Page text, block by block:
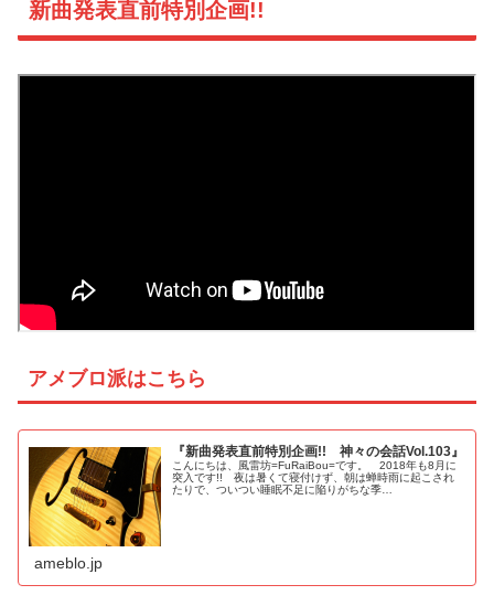
新曲発表直前特別企画!!
アメブロ派はこちら
『新曲発表直前特別企画!! 神々の会話Vol.103』
こんにちは、風雷坊=FuRaiBou=です。 2018年も8月に
突入です!! 夜は暑くて寝付けず、朝は蝉時雨に起こされ
たりで、ついつい睡眠不足に陥りがちな季…
ameblo.jp